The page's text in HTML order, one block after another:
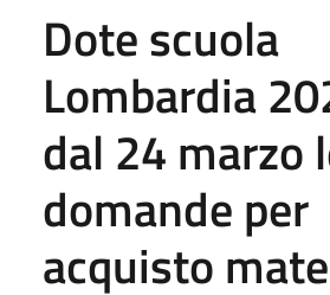
Dote scuola
Lombardia
dal 24 marzo
domande per
acquisto